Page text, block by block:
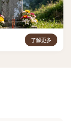
了解更多